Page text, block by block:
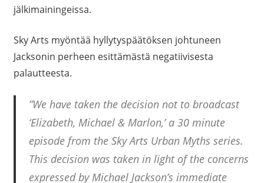
jälkimainingeissa.
Sky Arts myöntää hyllytyspäätöksen johtuneen
Jacksonin perheen esittämästä negatiivisesta
palautteesta.
”We have taken the decision not to broadcast
‘Elizabeth, Michael & Marlon,’ a 30 minute
episode from the Sky Arts Urban Myths series.
This decision was taken in light of the concerns
expressed by Michael Jackson’s immediate